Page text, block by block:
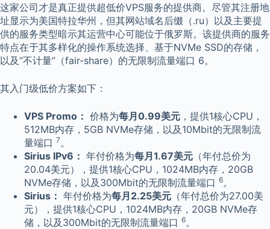
这家公司才是真正提供超低价VPS服务的提供商。尽管其注册地
址显示为美国特拉华州，但其网站域名后缀（.ru）以及主要提
供的服务类型暗示其运营中心可能位于俄罗斯。该提供商的服务
特点在于其多样化的操作系统选择、基于NVMe SSD的存储，
以及“不计量”（fair-share）的无限制流量端口 6。
其入门级低价方案如下：
VPS Promo： 价格为每月0.99美元 ，提供1核心CPU，
512MB内存，5GB NVMe存储，以及10Mbit的无限制流
量端口 7 。
Sirius IPv6： 年付价格为每月1.67美元 （年付总价为
20.04美元），提供1核心CPU，1024MB内存，20GB
NVMe存储，以及300Mbit的无限制流量端口 6。
Sirius： 年付价格为每月2.25美元 （年付总价为27.00美
元），提供1核心CPU，1024MB内存，20GB NVMe存
储，以及300Mbit的无限制流量端口 6。